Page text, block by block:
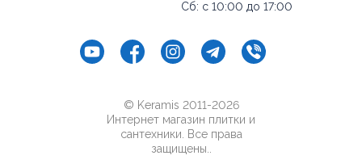
Сб: с 10:00 до 17:00
© Keramis 2011-2026
Интернет магазин плитки и
сантехники. Все права
защищены..